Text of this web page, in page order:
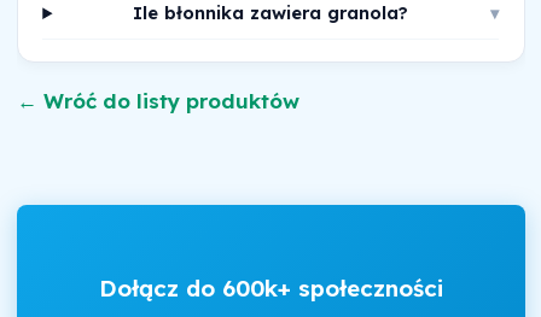
Ile błonnika zawiera granola? ▾
← Wróć do listy produktów
Dołącz do 600k+ społeczności